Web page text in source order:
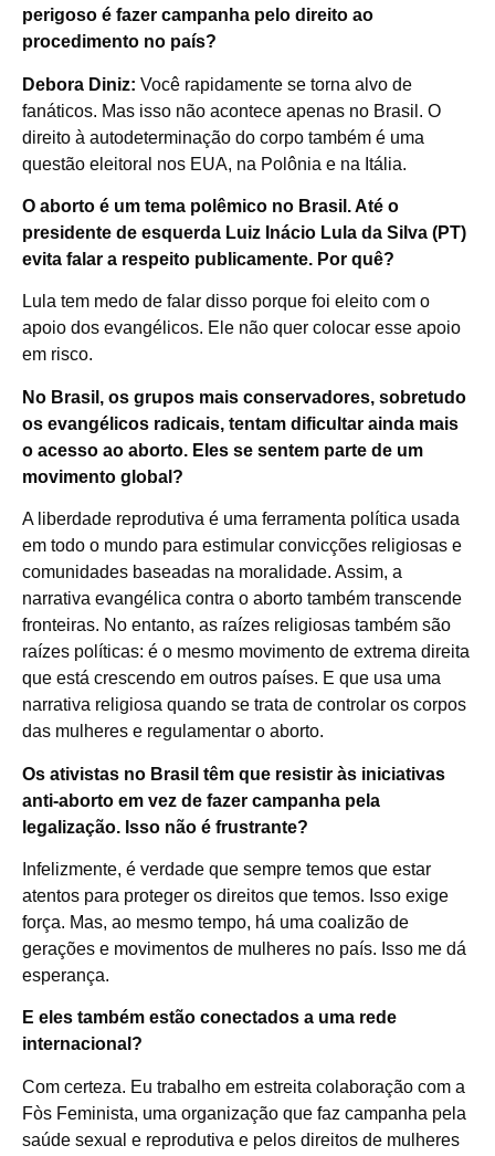
perigoso é fazer campanha pelo direito ao
procedimento no país?
Debora Diniz: Você rapidamente se torna alvo de
fanáticos. Mas isso não acontece apenas no Brasil. O
direito à autodeterminação do corpo também é uma
questão eleitoral nos EUA, na Polônia e na Itália.
O aborto é um tema polêmico no Brasil. Até o
presidente de esquerda Luiz Inácio Lula da Silva (PT)
evita falar a respeito publicamente. Por quê?
Lula tem medo de falar disso porque foi eleito com o
apoio dos evangélicos. Ele não quer colocar esse apoio
em risco.
No Brasil, os grupos mais conservadores, sobretudo
os evangélicos radicais, tentam dificultar ainda mais
o acesso ao aborto. Eles se sentem parte de um
movimento global?
A liberdade reprodutiva é uma ferramenta política usada
em todo o mundo para estimular convicções religiosas e
comunidades baseadas na moralidade. Assim, a
narrativa evangélica contra o aborto também transcende
fronteiras. No entanto, as raízes religiosas também são
raízes políticas: é o mesmo movimento de extrema direita
que está crescendo em outros países. E que usa uma
narrativa religiosa quando se trata de controlar os corpos
das mulheres e regulamentar o aborto.
Os ativistas no Brasil têm que resistir às iniciativas
anti-aborto em vez de fazer campanha pela
legalização. Isso não é frustrante?
Infelizmente, é verdade que sempre temos que estar
atentos para proteger os direitos que temos. Isso exige
força. Mas, ao mesmo tempo, há uma coalizão de
gerações e movimentos de mulheres no país. Isso me dá
esperança.
E eles também estão conectados a uma rede
internacional?
Com certeza. Eu trabalho em estreita colaboração com a
Fòs Feminista, uma organização que faz campanha pela
saúde sexual e reprodutiva e pelos direitos de mulheres